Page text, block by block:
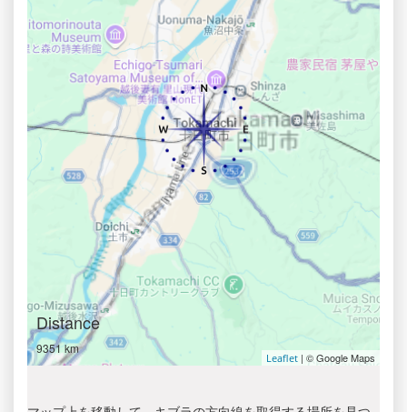
Distance
9351 km
Leaflet | © Google Maps